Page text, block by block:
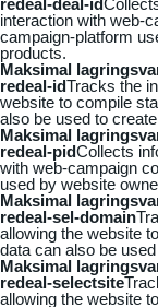
interaction with web-
campaign-platform
products.
Maksimal
redeal-idTracks the
website to compile
also be used to
Maksimal
redeal-pidCollects
with web-campaign
used by website
Maksimal
redeal-sel-domain
allowing the website
data can also be
Maksimal
redeal-selectsite
allowing the website